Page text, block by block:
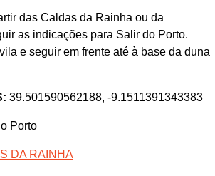
das Caldas da Rainha ou da
as indicações para Salir do Porto.
e seguir em frente até à base da duna
39.501590562188, -9.1511391343383
Porto
DA RAINHA